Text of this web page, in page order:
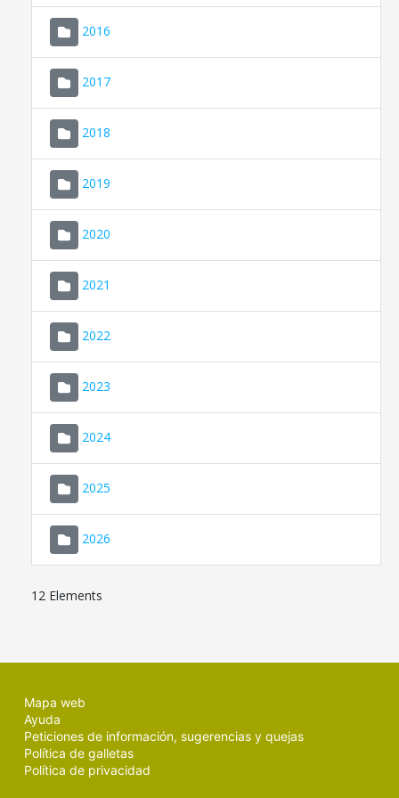
2016
2017
2018
2019
2020
2021
2022
2023
2024
2025
2026
12 Elements
Mapa web
Ayuda
Peticiones de información, sugerencias y quejas
Política de galletas
Política de privacidad